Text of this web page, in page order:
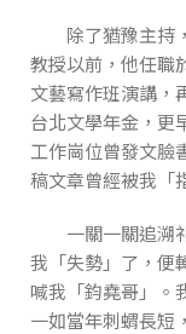
除了猶豫主持，
教授以前，他任職
文藝寫作班演講，
台北文學年金，更
工作崗位曾發文臉
稿文章曾經被我「
一關一關追溯祁
我「失勢」了，便
喊我「鈞堯哥」。
一如當年刺蝟長短